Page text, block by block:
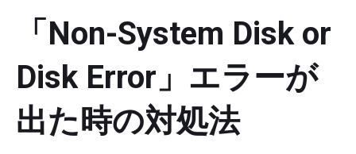
「Non-System Disk or
Disk Error」エラーが
出た時の対処法